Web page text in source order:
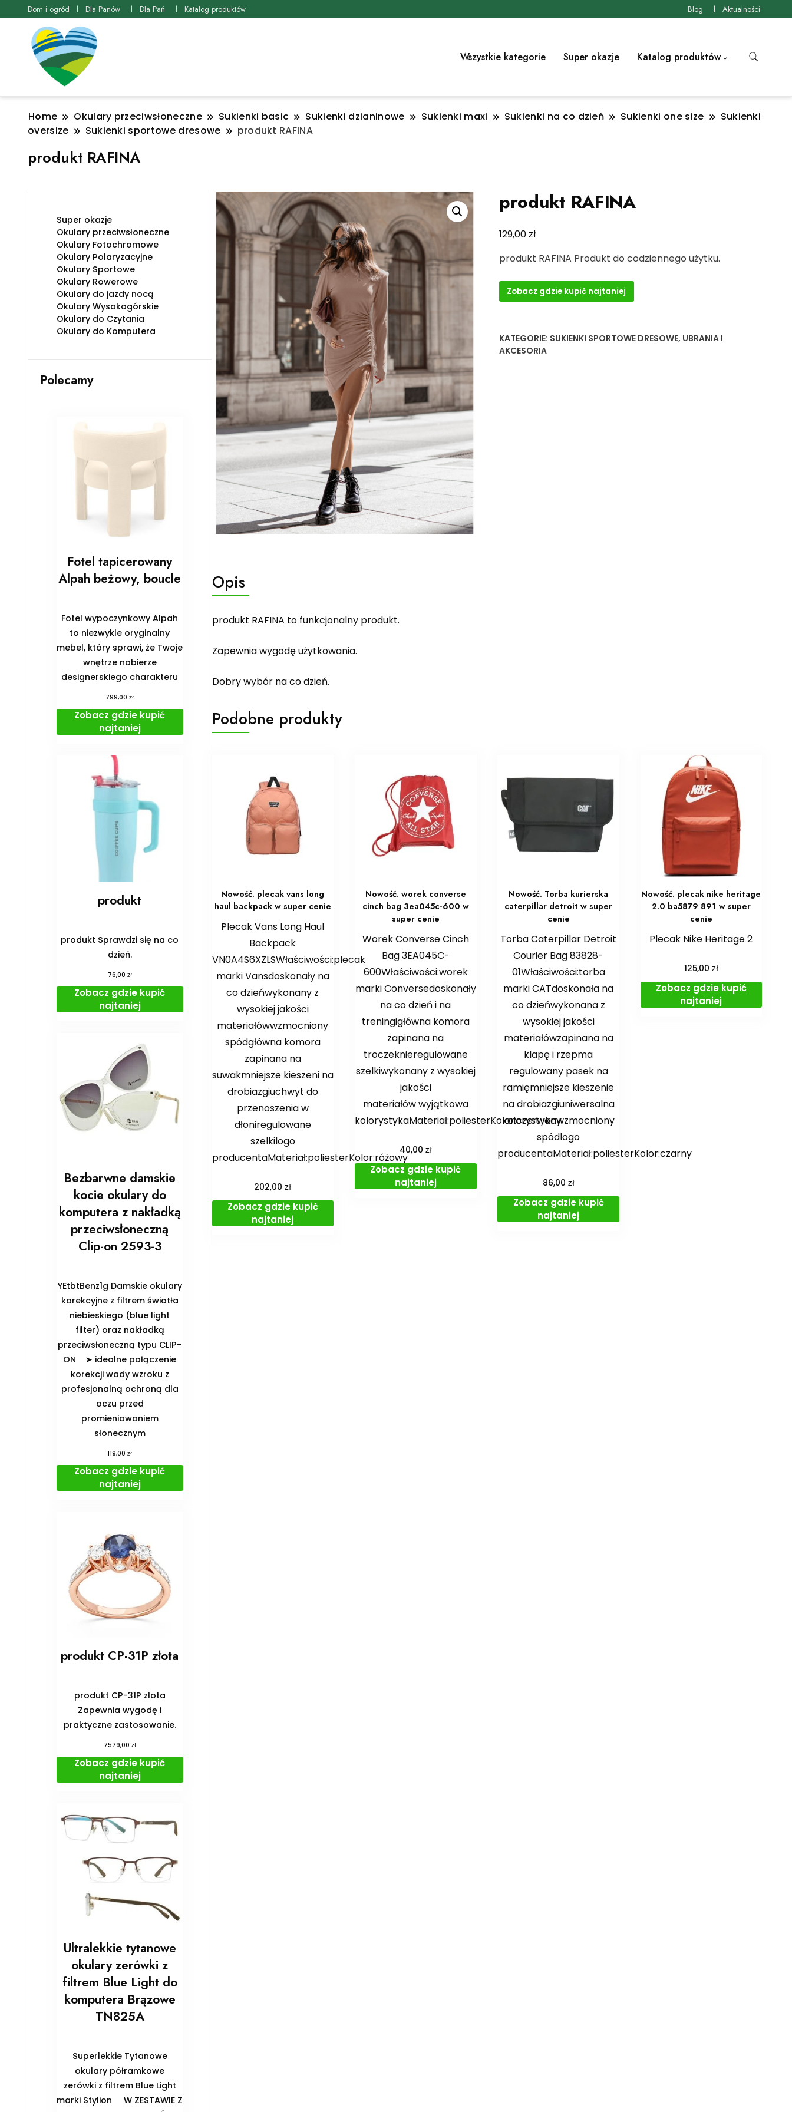
Dom i ogród Dla Panów Dla Pań Katalog produktów Blog Aktualności
Wszystkie kategorie Super okazje Katalog produktów
Home Okulary przeciwsłoneczne Sukienki basic Sukienki dzianinowe Sukienki maxi Sukienki na co dzień Sukienki one size
Sukienki
oversize
Sukienki sportowe dresowe produkt RAFINA
produkt RAFINA
produkt RAFINA
129,00zł
produkt RAFINA Produkt do codziennego użytku.
Zobacz gdzie kupić najtaniej
KATEGORIE: SUKIENKI SPORTOWE DRESOWE, UBRANIA I
AKCESORIA
Opis
produkt RAFINA to funkcjonalny produkt.
Zapewnia wygodę użytkowania.
Dobry wybór na co dzień.
Podobne produkty
Nowość. plecak vans long
haul backpack w super cenie
Plecak Vans Long Haul
Backpack
VN0A4S6XZLSWłaściwości:plecak
marki Vansdoskonały na
co dzieńwykonany z
wysokiej jakości
materiałówwzmocniony
spódgłówna komora
zapinana na
suwakmniejsze kieszeni na
drobiazgiuchwyt do
przenoszenia w
dłoniregulowane
szelkilogo
producentaMateriał:poliesterKolor:różowy
202,00zł
Zobacz gdzie kupić
najtaniej
Nowość. worek converse
cinch bag 3ea045c-600 w
super cenie
Worek Converse Cinch
Bag 3EA045C-
600Właściwości:worek
marki Conversedoskonały
na co dzień i na
treningigłówna komora
zapinana na
troczeknieregulowane
szelkiwykonany z wysokiej
jakości
materiałów wyjątkowa
kolorystykaMateriał:poliesterKolor:czerwony
40,00 zł
Zobacz gdzie kupić
najtaniej
Nowość. Torba kurierska
caterpillar detroit w super
cenie
Torba Caterpillar Detroit
Courier Bag 83828-
01Właściwości:torba
marki CATdoskonała na
co dzieńwykonana z
wysokiej jakości
materiałówzapinana na
klapę i rzepma
regulowany pasek na
ramięmniejsze kieszenie
na drobiazgiuniwersalna
kolorystykawzmocniony
spódlogo
producentaMateriał:poliesterKolor:czarny
86,00 zł
Zobacz gdzie kupić
najtaniej
Nowość. plecak nike heritage
2.0 ba5879 891 w super
cenie
Plecak Nike Heritage 2
125,00 zł
Zobacz gdzie kupić
najtaniej
Super okazje
Okulary przeciwsłoneczne
Okulary Fotochromowe
Okulary Polaryzacyjne
Okulary Sportowe
Okulary Rowerowe
Okulary do jazdy nocą
Okulary Wysokogórskie
Okulary do Czytania
Okulary do Komputera
Polecamy
Fotel tapicerowany
Alpah beżowy, boucle
Fotel wypoczynkowy Alpah
to niezwykle oryginalny
mebel, który sprawi, że Twoje
wnętrze nabierze
designerskiego charakteru
799,00zł
Zobacz gdzie kupić
najtaniej
produkt
produkt Sprawdzi się na co
dzień.
76,00 zł
Zobacz gdzie kupić
najtaniej
Bezbarwne damskie
kocie okulary do
komputera z nakładką
przeciwsłoneczną
Clip-on 2593-3
YEtbtBenz1g Damskie okulary
korekcyjne z filtrem światła
niebieskiego (blue light
filter) oraz nakładką
przeciwsłoneczną typu CLIP-
ON ➤ idealne połączenie
korekcji wady wzroku z
profesjonalną ochroną dla
oczu przed
promieniowaniem
słonecznym
119,00zł
Zobacz gdzie kupić
najtaniej
produkt CP-31P złota
produkt CP-31P złota
Zapewnia wygodę i
praktyczne zastosowanie.
7579,00 zł
Zobacz gdzie kupić
najtaniej
Ultralekkie tytanowe
okulary zerówki z
filtrem Blue Light do
komputera Brązowe
TN825A
Superlekkie Tytanowe
okulary półramkowe
zerówki z filtrem Blue Light
marki Stylion ️W ZESTAWIE Z